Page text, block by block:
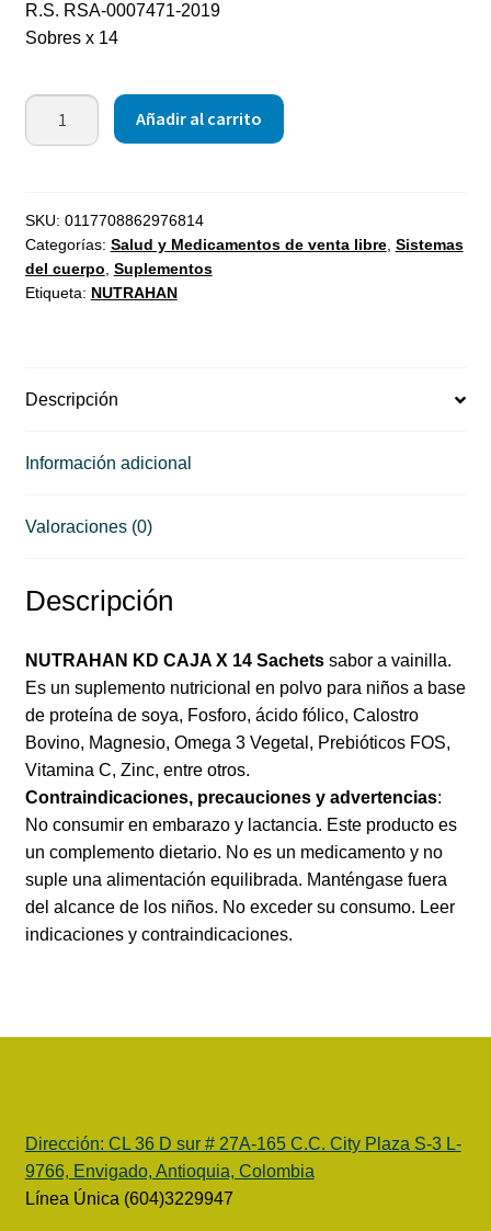
R.S. RSA-0007471-2019
Sobres x 14
Añadir al carrito
SKU: 0117708862976814
Categorías: Salud y Medicamentos de venta libre, Sistemas
del cuerpo Suplementos
Etiqueta: NUTRAHAN
Descripción
Información adicional
Valoraciones (0)
Descripción
NUTRAHAN KD CAJA X 14 Sachetssabor a vainilla.
Es un suplemento nutricional en polvo para niños a base
de proteína de soya, Fosforo, ácido fólico, Calostro
Bovino, Magnesio, Omega 3 Vegetal, Prebióticos FOS,
Vitamina C, Zinc, entre otros.
Contraindicaciones, precauciones y advertencias:
No consumir en embarazo y lactancia. Este producto es
un complemento dietario. No es un medicamento y no
suple una alimentación equilibrada. Manténgase fuera
del alcance de los niños. No exceder su consumo. Leer
indicaciones y contraindicaciones.
Dirección: CL 36 D sur # 27A-165 C.C. City Plaza S-3 L-
9766, Envigado, Antioquia, Colombia
Línea Única (604)3229947